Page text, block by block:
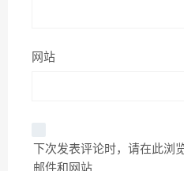
网站
下次发表评论时，请在此浏
邮件和网站